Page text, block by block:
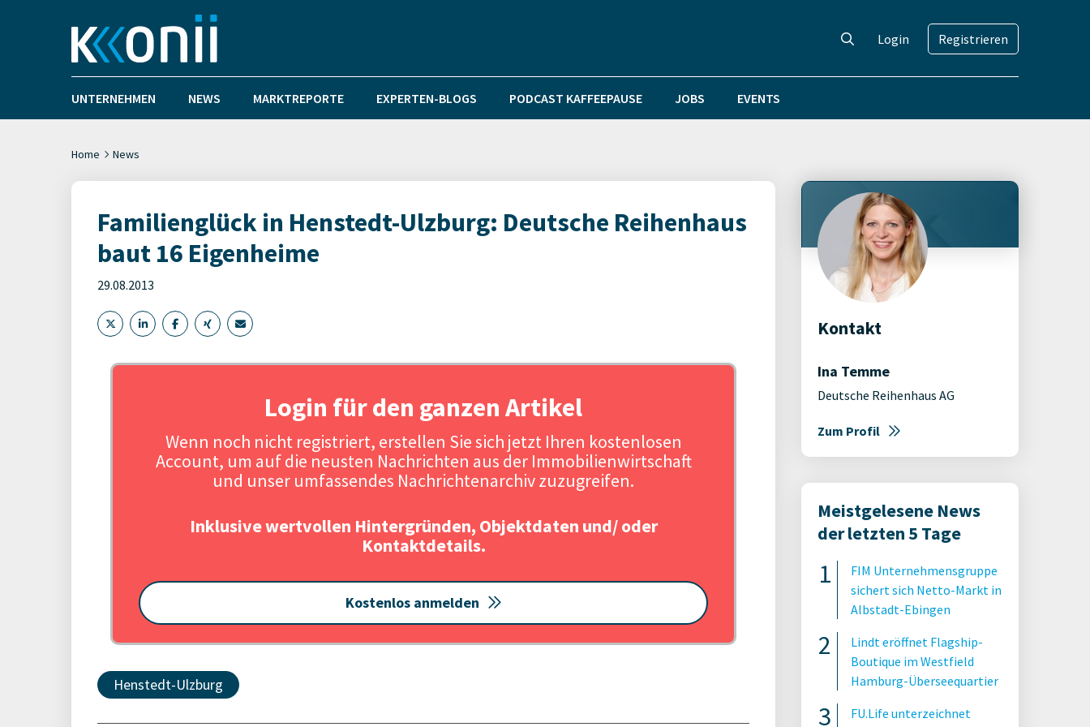
Login Registrieren
UNTERNEHMEN NEWS MARKTREPORTE EXPERTEN-BLOGS PODCAST KAFFEEPAUSE JOBS EVENTS
Home News
Familienglück in Henstedt-Ulzburg: Deutsche Reihenhaus
baut 16 Eigenheime
29.08.2013
Login für den ganzen Artikel
Wenn noch nicht registriert, erstellen Sie sich jetzt Ihren kostenlosen
Account, um auf die neusten Nachrichten aus der Immobilienwirtschaft
und unser umfassendes Nachrichtenarchiv zuzugreifen.
Inklusive wertvollen Hintergründen, Objektdaten und/ oder
Kontaktdetails.
Kostenlos anmelden
Henstedt-Ulzburg
Kontakt
Ina Temme
Deutsche Reihenhaus AG
Zum Profil
Meistgelesene News
der letzten 5 Tage
FIM Unternehmensgruppe
sichert sich Netto-Markt in
Albstadt-Ebingen
Lindt eröffnet Flagship-
Boutique im Westfield
Hamburg-Überseequartier
FU.Life unterzeichnet